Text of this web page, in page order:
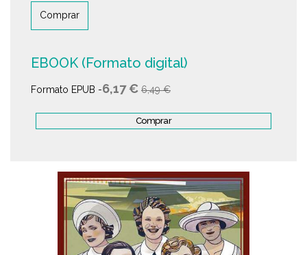
Comprar
EBOOK (Formato digital)
Formato EPUB -6,17 € 6,49 €
Comprar